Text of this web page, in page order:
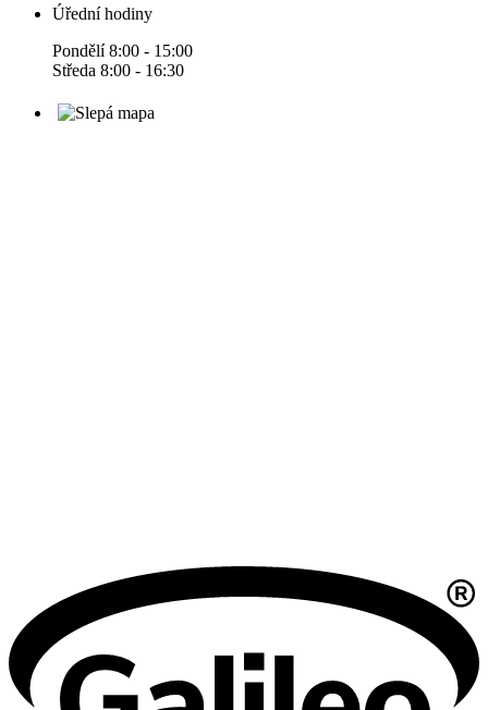
Úřední hodiny
Pondělí 8:00 - 15:00
Středa 8:00 - 16:30